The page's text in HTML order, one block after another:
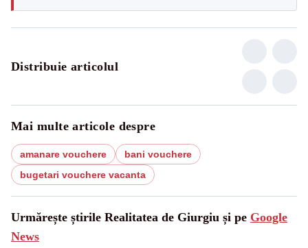
Distribuie articolul
Mai multe articole despre
amanare vouchere
bani vouchere
bugetari vouchere vacanta
Urmărește știrile Realitatea de Giurgiu și pe Google
News